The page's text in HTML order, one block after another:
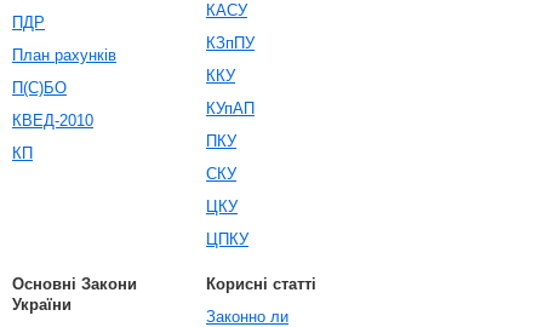
ПДР
План рахунків
П(С)БО
КВЕД-2010
КП
КАСУ
КЗпПУ
ККУ
КУпАП
ПКУ
СКУ
ЦКУ
ЦПКУ
Основні Закони
України
Корисні статті
Законно ли